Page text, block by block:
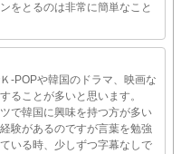
をとるのは非常に簡単なこと
-POPや韓国のドラマ、映画な
ることが多いと思います。
で韓国に興味を持つ方が多い
験があるのですが言葉を勉強
いる時、少しずつ字幕なしで